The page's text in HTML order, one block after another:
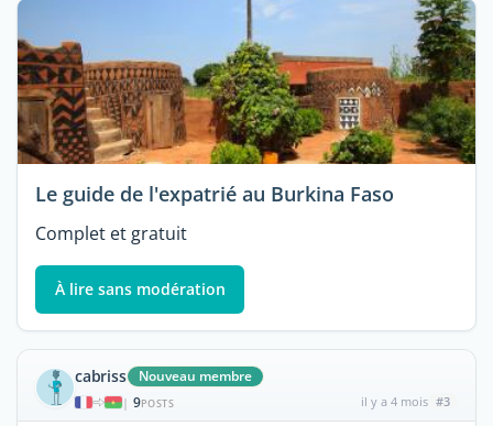
Le guide de l'expatrié au Burkina Faso
Complet et gratuit
À lire sans modération
cabriss Nouveau membre
| 9POSTS il y a 4 mois #3